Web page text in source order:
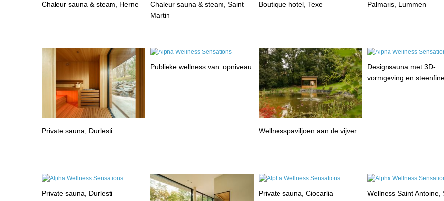
Chaleur sauna & steam, Herne
Chaleur sauna & steam, Saint
Martin
Boutique hotel, Texe Palmaris, Lummen
Private sauna, Durlesti
Publieke wellness van topniveau
Wellnesspaviljoen aan de vijver
Designsauna met 3D-
vormgeving en
Private sauna, Durlesti Private sauna, Ciocarlia Wellness Saint Antoine,